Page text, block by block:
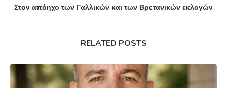
Στον απόηχο των Γαλλικών και των Βρετανικών εκλογών
RELATED POSTS